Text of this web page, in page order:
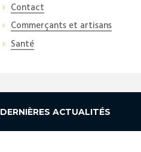
Contact
Commerçants et artisans
Santé
DERNIÈRES ACTUALITÉS